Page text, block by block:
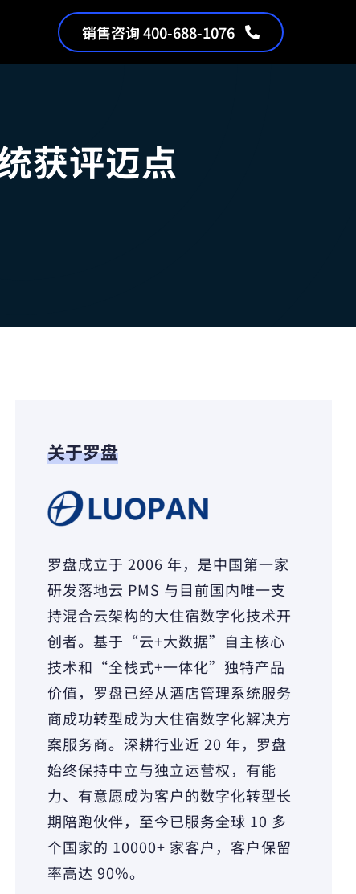
销售咨询 400-688-1076
获评迈点
关于罗盘
罗盘成立于 2006 年，是中国第一家
研发落地云 PMS 与目前国内唯一支
持混合云架构的大住宿数字化技术开
创者。基于“云+大数据”自主核心
技术和“全栈式+一体化”独特产品
价值，罗盘已经从酒店管理系统服务
商成功转型成为大住宿数字化解决方
案服务商。深耕行业近 20 年，罗盘
始终保持中立与独立运营权，有能
力、有意愿成为客户的数字化转型长
期陪跑伙伴，至今已服务全球 10 多
个国家的 10000+ 家客户，客户保留
率高达 90%。